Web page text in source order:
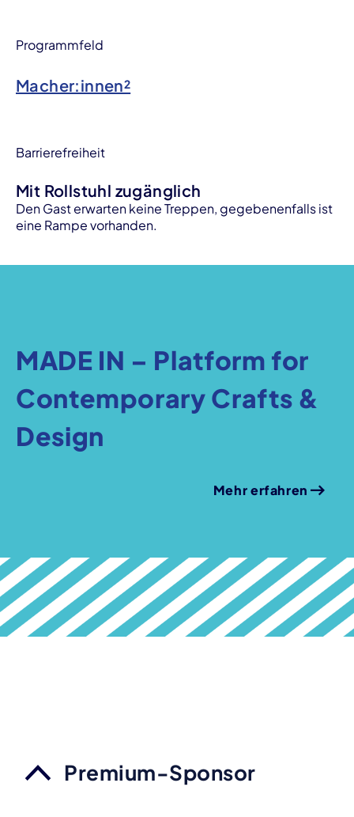
Programmfeld
Macher:innen²
Barrierefreiheit
Mit Rollstuhl zugänglich
Den Gast erwarten keine Treppen, gegebenenfalls ist
eine Rampe vorhanden.
MADE IN – Platform for
Contemporary Crafts &
Design
Mehr erfahren
Premium-Sponsor